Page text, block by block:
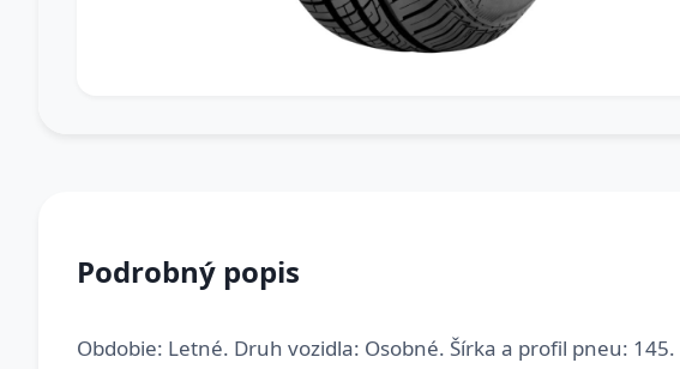
Podrobný popis
Obdobie: Letné. Druh vozidla: Osobné. Šírka a profil pneu: